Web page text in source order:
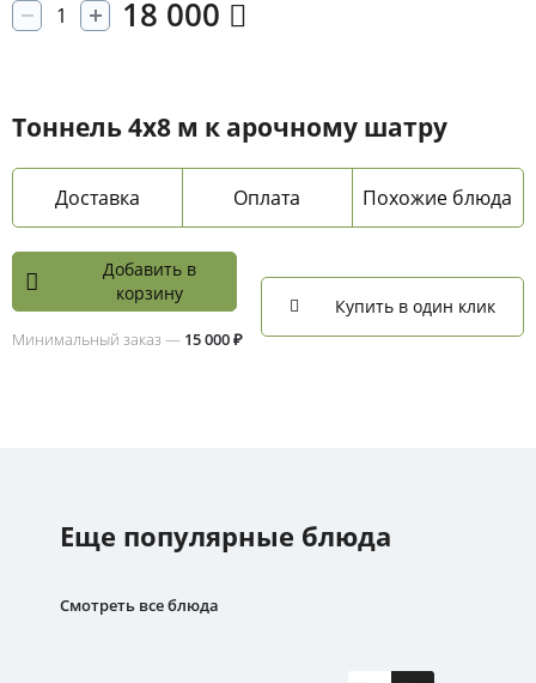
Тоннель 4х8 м к арочному шатру
Доставка Оплата Похожие блюда
18 000
Добавить в
корзину
Минимальный заказ — 15 000 ₽
Купить в один клик
Еще популярные блюда
Смотреть все блюда